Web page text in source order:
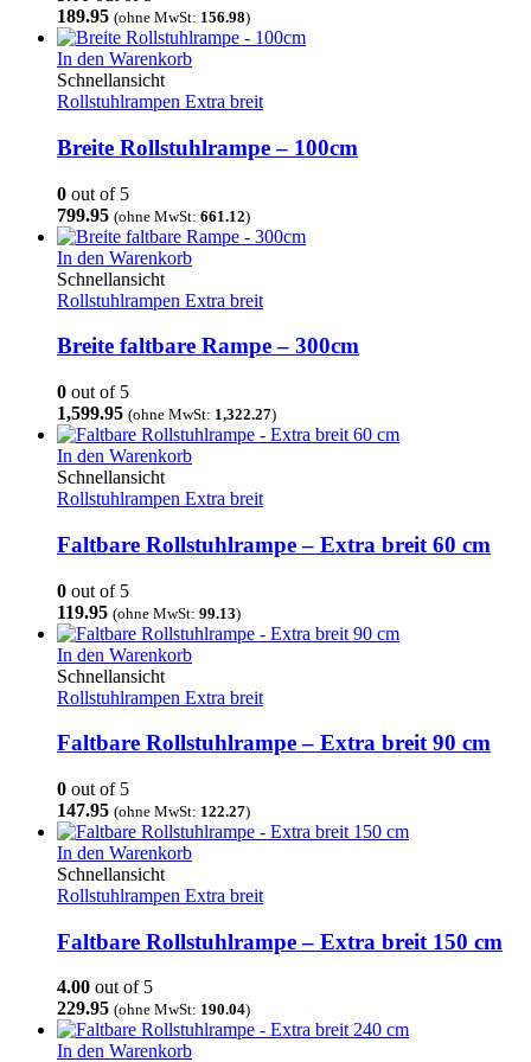
189.95 (ohne MwSt: 156.98)
In den Warenkorb
Schnellansicht
Rollstuhlrampen Extra breit
Breite Rollstuhlrampe – 100cm
0 out of 5
799.95 (ohne MwSt: 661.12)
In den Warenkorb
Schnellansicht
Rollstuhlrampen Extra breit
Breite faltbare Rampe – 300cm
0 out of 5
1,599.95 (ohne MwSt: 1,322.27)
In den Warenkorb
Schnellansicht
Rollstuhlrampen Extra breit
Faltbare Rollstuhlrampe – Extra breit 60 cm
0 out of 5
119.95 (ohne MwSt: 99.13)
In den Warenkorb
Schnellansicht
Rollstuhlrampen Extra breit
Faltbare Rollstuhlrampe – Extra breit 90 cm
0 out of 5
147.95 (ohne MwSt: 122.27)
In den Warenkorb
Schnellansicht
Rollstuhlrampen Extra breit
Faltbare Rollstuhlrampe – Extra breit 150 cm
4.00 out of 5
229.95 (ohne MwSt: 190.04)
In den Warenkorb